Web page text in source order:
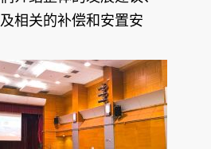
相关的补偿和安置安